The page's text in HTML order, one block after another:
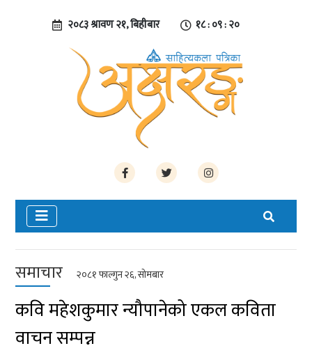
२०८३ श्रावण २१, बिहीबार १८ : ०९ : २१
समाचार २०८१ फाल्गुन २६, सोमबार
कवि महेशकुमार न्यौपानेको एकल कविता
वाचन सम्पन्न